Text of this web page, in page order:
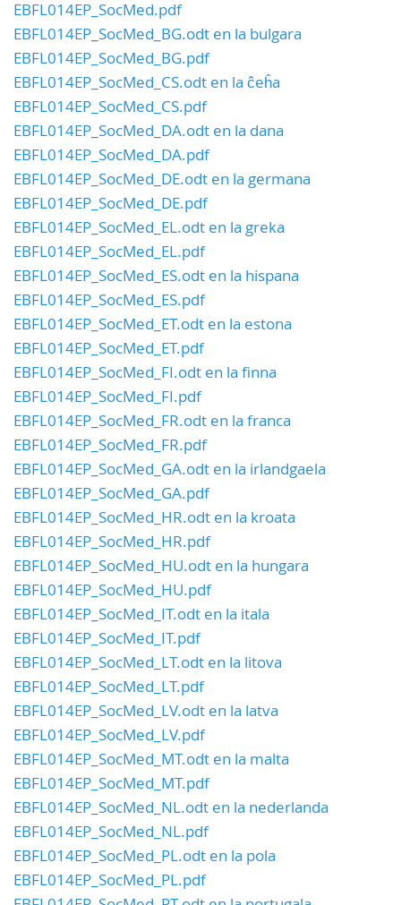
EBFL014EP_SocMed.pdf
EBFL014EP_SocMed_BG.odt en la bulgara
EBFL014EP_SocMed_BG.pdf
EBFL014EP_SocMed_CS.odt en la ĉeĥa
EBFL014EP_SocMed_CS.pdf
EBFL014EP_SocMed_DA.odt en la dana
EBFL014EP_SocMed_DA.pdf
EBFL014EP_SocMed_DE.odt en la germana
EBFL014EP_SocMed_DE.pdf
EBFL014EP_SocMed_EL.odt en la greka
EBFL014EP_SocMed_EL.pdf
EBFL014EP_SocMed_ES.odt en la hispana
EBFL014EP_SocMed_ES.pdf
EBFL014EP_SocMed_ET.odt en la estona
EBFL014EP_SocMed_ET.pdf
EBFL014EP_SocMed_FI.odt en la finna
EBFL014EP_SocMed_FI.pdf
EBFL014EP_SocMed_FR.odt en la franca
EBFL014EP_SocMed_FR.pdf
EBFL014EP_SocMed_GA.odt en la irlandgaela
EBFL014EP_SocMed_GA.pdf
EBFL014EP_SocMed_HR.odt en la kroata
EBFL014EP_SocMed_HR.pdf
EBFL014EP_SocMed_HU.odt en la hungara
EBFL014EP_SocMed_HU.pdf
EBFL014EP_SocMed_IT.odt en la itala
EBFL014EP_SocMed_IT.pdf
EBFL014EP_SocMed_LT.odt en la litova
EBFL014EP_SocMed_LT.pdf
EBFL014EP_SocMed_LV.odt en la latva
EBFL014EP_SocMed_LV.pdf
EBFL014EP_SocMed_MT.odt en la malta
EBFL014EP_SocMed_MT.pdf
EBFL014EP_SocMed_NL.odt en la nederlanda
EBFL014EP_SocMed_NL.pdf
EBFL014EP_SocMed_PL.odt en la pola
EBFL014EP_SocMed_PL.pdf